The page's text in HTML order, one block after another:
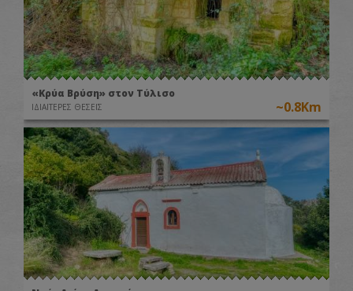
«Κρύα Βρύση» στον Τύλισο
ΙΔΙΑΙΤΕΡΕΣ ΘΕΣΕΙΣ ~0.8Km